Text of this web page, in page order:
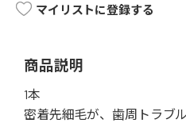
マイリストに登録する
商品説明
1本
密着先細毛が、歯周トラブ